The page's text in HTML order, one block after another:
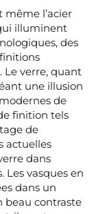
même l’acier
illuminent
des
Le verre, quant
une illusion
de
finition tels
de
actuelles
dans
Les vasques en
dans un
beau contraste